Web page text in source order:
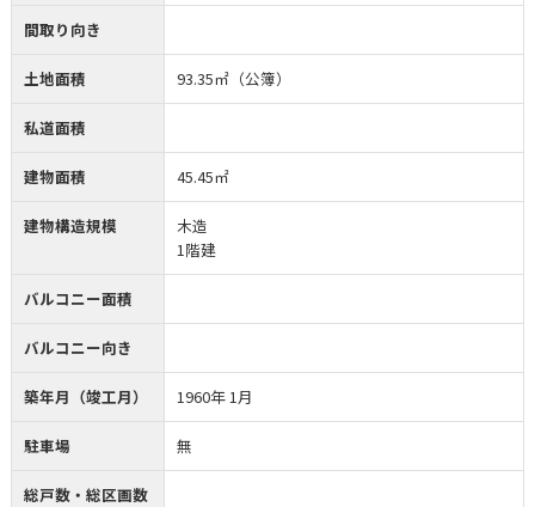
間取り向き
土地面積 93.35㎡（公簿）
私道面積
建物面積 45.45㎡
建物構造規模
木造
1階建
バルコニー面積
バルコニー向き
築年月（竣工月） 1960年 1月
駐車場 無
総戸数・総区画数